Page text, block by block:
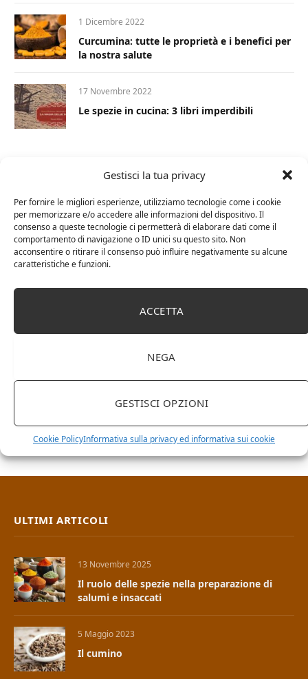
Gestisci la tua privacy
Per fornire le migliori esperienze, utilizziamo tecnologie come i cookie
per memorizzare e/o accedere alle informazioni del dispositivo. Il
consenso a queste tecnologie ci permetterà di elaborare dati come il
comportamento di navigazione o ID unici su questo sito. Non
acconsentire o ritirare il consenso può influire negativamente su alcune
caratteristiche e funzioni.
ACCETTA
NEGA
GESTISCI OPZIONI
Cookie PolicyInformativa sulla privacy ed informativa sui cookie
1 Dicembre 2022
Curcumina: tutte le proprietà e i benefici per
la nostra salute
17 Novembre 2022
Le spezie in cucina: 3 libri imperdibili
RICERCA NEL SITO
ULTIMI ARTICOLI
13 Novembre 2025
Il ruolo delle spezie nella preparazione di
salumi e insaccati
5 Maggio 2023
Il cumino